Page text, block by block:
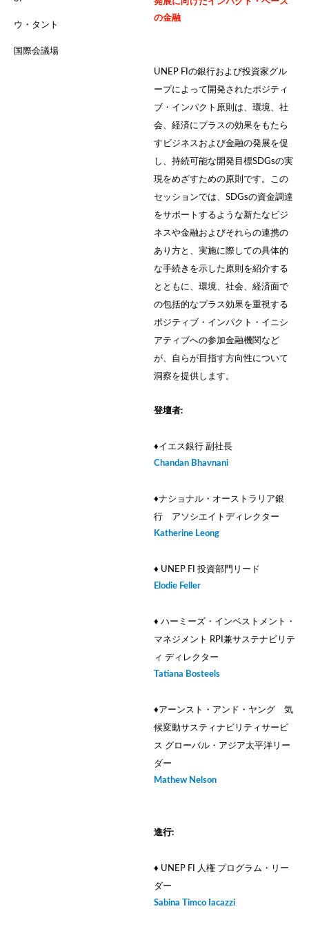
ウ・タント
国際会議場
発展に向けたインパクト・ベース
の金融
UNEP FIの銀行および投資家グル
ープによって開発されたポジティ
ブ・インパクト原則は、環境、社
会、経済にプラスの効果をもたら
すビジネスおよび金融の発展を促
し、持続可能な開発目標SDGsの実
現をめざすための原則です。この
セッションでは、SDGsの資金調達
をサポートするような新たなビジ
ネスや金融およびそれらの連携の
あり方と、実施に際しての具体的
な手続きを示した原則を紹介する
とともに、環境、社会、経済面で
の包括的なプラス効果を重視する
ポジティブ・インパクト・イニシ
アティブへの参加金融機関など
が、自らが目指す方向性について
洞察を提供します。
登壇者:
♦︎イエス銀行 副社長
Chandan Bhavnani
♦︎ナショナル・オーストラリア銀
行 アソシエイトディレクター
Katherine Leong
♦ UNEP FI 投資部門リード
Elodie Feller
♦ ハーミーズ・インベストメント・
マネジメント RPI兼サステナビリテ
ィ ディレクター
Tatiana Bosteels
♦アーンスト・アンド・ヤング 気
候変動サスティナビリティサービ
ス グローバル・アジア太平洋リー
ダー
Mathew Nelson
進行:
♦ UNEP FI 人権 プログラム・リー
ダー
Sabina Timco Iacazzi